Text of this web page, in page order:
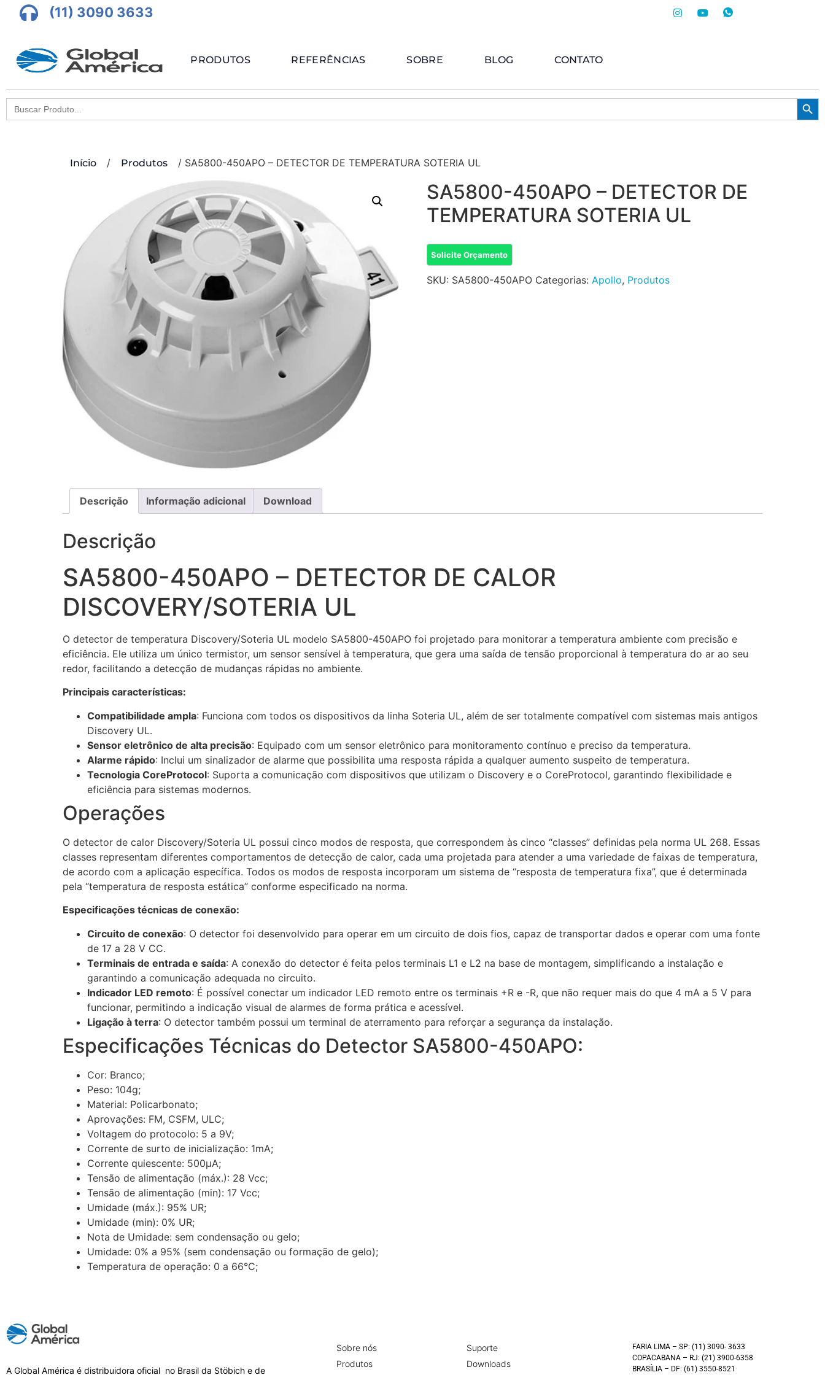
(11) 3090 3633
PRODUTOS REFERÊNCIAS SOBRE BLOG CONTATO
Search
for:
Início / Produtos / SA5800-450APO – DETECTOR DE TEMPERATURA SOTERIA UL
SA5800-450APO – DETECTOR DE
TEMPERATURA SOTERIA UL
Solicite Orçamento
SKU: SA5800-450APO Categorias: Apollo, Produtos
Descrição Informação adicional Download
Descrição
SA5800-450APO – DETECTOR DE CALOR
DISCOVERY/SOTERIA UL
O detector de temperatura Discovery/Soteria UL modelo SA5800-450APO foi projetado para monitorar a temperatura ambiente com precisão e
eficiência. Ele utiliza um único termistor, um sensor sensível à temperatura, que gera uma saída de tensão proporcional à temperatura do ar ao seu
redor, facilitando a detecção de mudanças rápidas no ambiente.
Principais características:
Compatibilidade ampla: Funciona com todos os dispositivos da linha Soteria UL, além de ser totalmente compatível com sistemas mais antigos
Discovery UL.
Sensor eletrônico de alta precisão: Equipado com um sensor eletrônico para monitoramento contínuo e preciso da temperatura.
Alarme rápido: Inclui um sinalizador de alarme que possibilita uma resposta rápida a qualquer aumento suspeito de temperatura.
Tecnologia CoreProtocol: Suporta a comunicação com dispositivos que utilizam o Discovery e o CoreProtocol, garantindo flexibilidade e
eficiência para sistemas modernos.
Operações
O detector de calor Discovery/Soteria UL possui cinco modos de resposta, que correspondem às cinco “classes” definidas pela norma UL 268. Essas
classes representam diferentes comportamentos de detecção de calor, cada uma projetada para atender a uma variedade de faixas de temperatura,
de acordo com a aplicação específica. Todos os modos de resposta incorporam um sistema de “resposta de temperatura fixa”, que é determinada
pela “temperatura de resposta estática” conforme especificado na norma.
Especificações técnicas de conexão:
Circuito de conexão: O detector foi desenvolvido para operar em um circuito de dois fios, capaz de transportar dados e operar com uma fonte
de 17 a 28 V CC.
Terminais de entrada e saída: A conexão do detector é feita pelos terminais L1 e L2 na base de montagem, simplificando a instalação e
garantindo a comunicação adequada no circuito.
Indicador LED remoto: É possível conectar um indicador LED remoto entre os terminais +R e -R, que não requer mais do que 4 mA a 5 V para
funcionar, permitindo a indicação visual de alarmes de forma prática e acessível.
Ligação à terra: O detector também possui um terminal de aterramento para reforçar a segurança da instalação.
Especificações Técnicas do Detector SA5800-450APO:
Cor: Branco;
Peso: 104g;
Material: Policarbonato;
Aprovações: FM, CSFM, ULC;
Voltagem do protocolo: 5 a 9V;
Corrente de surto de inicialização: 1mA;
Corrente quiescente: 500μA;
Tensão de alimentação (máx.): 28 Vcc;
Tensão de alimentação (min): 17 Vcc;
Umidade (máx.): 95% UR;
Umidade (min): 0% UR;
Nota de Umidade: sem condensação ou gelo;
Umidade: 0% a 95% (sem condensação ou formação de gelo);
Temperatura de operação: 0 a 66°C;
A Global América é distribuidora oficial no Brasil da Stöbich e de
Sobre nós
Produtos
Suporte
Downloads
FARIA LIMA – SP: (11) 3090- 3633
COPACABANA – RJ: (21) 3900-6358
BRASÍLIA – DF: (61) 3550-8521